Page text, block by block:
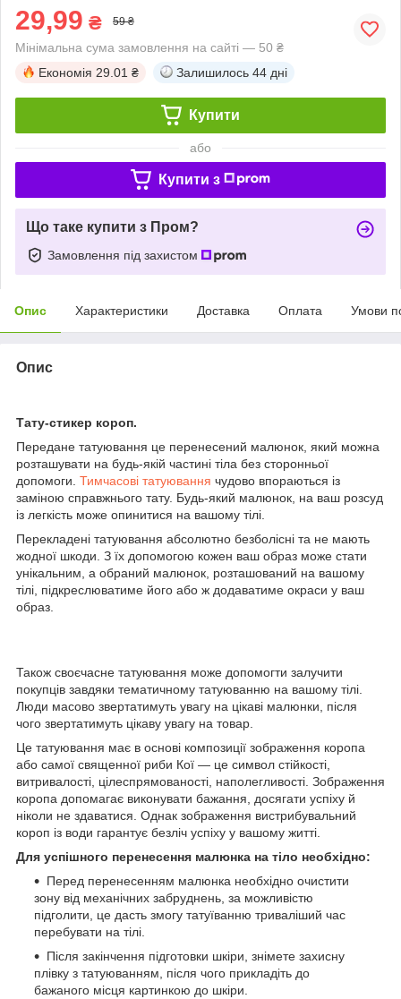
29,99 ₴ 59 ₴
Мінімальна сума замовлення на сайті — 50 ₴
Економія 29.01 ₴ Залишилось 44 дні
Купити
або
Купити з
Що таке купити з Пром?
Замовлення під захистом
Опис Характеристики Доставка Оплата Умови
Опис
Тату-стикер короп.
Передане татуювання це перенесений малюнок, який можна
розташувати на будь-якій частині тіла без сторонньої
допомоги. Тимчасові татуювання чудово впораються із
заміною справжнього тату. Будь-який малюнок, на ваш розсуд
із легкість може опинитися на вашому тілі.
Перекладені татуювання абсолютно безболісні та не мають
жодної шкоди. З їх допомогою кожен ваш образ може стати
унікальним, а обраний малюнок, розташований на вашому
тілі, підкреслюватиме його або ж додаватиме окраси у ваш
образ.
Також своєчасне татуювання може допомогти залучити
покупців завдяки тематичному татуюванню на вашому тілі.
Люди масово звертатимуть увагу на цікаві малюнки, після
чого звертатимуть цікаву увагу на товар.
Це татуювання має в основі композиції зображення коропа
або самої священної риби Кої — це символ стійкості,
витривалості, цілеспрямованості, наполегливості. Зображення
коропа допомагає виконувати бажання, досягати успіху й
ніколи не здаватися. Однак зображення вистрибувальний
короп із води гарантує безліч успіху у вашому житті.
Для успішного перенесення малюнка на тіло необхідно:
Перед перенесенням малюнка необхідно очистити
зону від механічних забруднень, за можливістю
підголити, це дасть змогу татуїванню триваліший час
перебувати на тілі.
Після закінчення підготовки шкіри, знімете захисну
плівку з татуюванням, після чого прикладіть до
бажаного місця картинкою до шкіри.